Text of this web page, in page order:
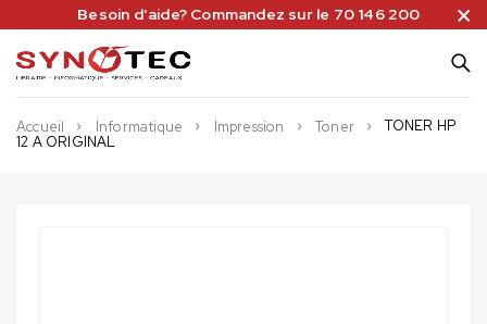
Besoin d'aide? Commandez sur le 70 146 200
Accueil Informatique Impression Toner
TONER HP
12 A ORIGINAL